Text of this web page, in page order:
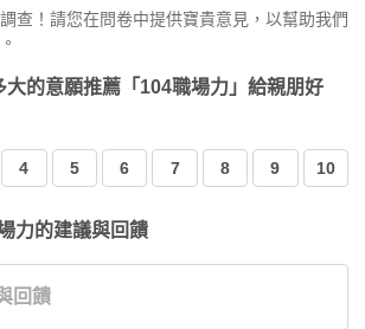
查！請您在問卷中提供寶貴意見，以幫助我們
大的意願推薦「104職場力」給親朋好
4 5 6 7 8 9 10
力的建議與回饋